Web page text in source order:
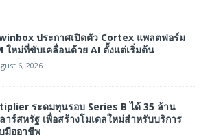
ประกาศเปิดตัว Cortex แพลตฟอร์ม
ใหม่ที่ขับเคลื่อนด้วย AI ตั้งแต่เริ่มต้น
6, 2026
ระดมทุนรอบ Series B ได้ 35 ล้าน
าร์สหรัฐ เพื่อสร้างโมเดลใหม่สำหรับบริการ
มืออาชีพ